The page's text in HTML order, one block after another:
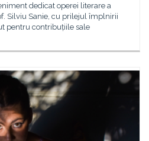
dedicat operei literare a
Silviu Sanie, cu prilejul împlnirii
pentru contribuțiile sale